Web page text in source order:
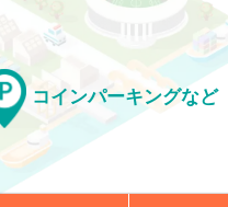
コインパーキングなど